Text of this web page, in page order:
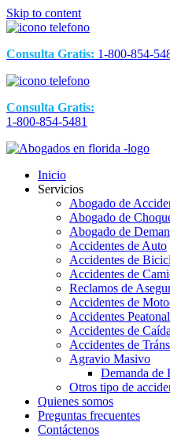
Skip to content
Consulta Gratis: 1-800-854-
Consulta Gratis:
1-800-854-5481
Inicio
Servicios
Abogado de
Abogado de
Abogado de
Accidentes de Auto
Accidentes de
Accidentes de
Reclamos de
Accidentes de
Accidentes
Accidentes de
Accidentes de
Agravio Masivo
Demanda de
Otros tipo de
Quienes somos
Preguntas frecuentes
Contáctenos